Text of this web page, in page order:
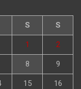
S S
1 2
8 9
15 16